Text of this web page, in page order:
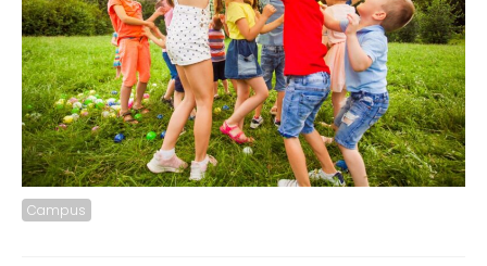
Campus